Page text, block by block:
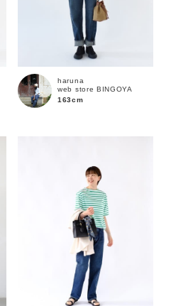
haruna
web store BINGOYA
163cm